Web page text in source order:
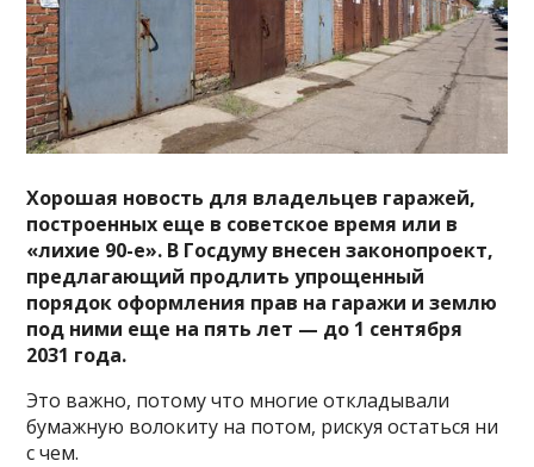
Хорошая новость для владельцев гаражей,
построенных еще в советское время или в
«лихие 90-е». В Госдуму внесен законопроект,
предлагающий продлить упрощенный
порядок оформления прав на гаражи и землю
под ними еще на пять лет — до 1 сентября
2031 года.
Это важно, потому что многие откладывали
бумажную волокиту на потом, рискуя остаться ни
с чем.